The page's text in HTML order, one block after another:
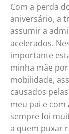
Com a perda
aniversário, a
assumir a
acelerados.
importante
minha mãe
mobilidade,
causados
meu pai e
sempre foi
a quem puxar